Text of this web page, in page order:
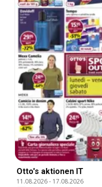
Otto's aktionen IT
11.08.2026- 17.08.2026